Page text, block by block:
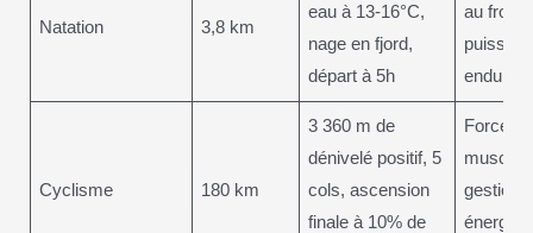
Natation 3,8 km
eau à 13-16°C,
nage en fjord,
départ à 5h
au froid,
Cyclisme 180 km
3 360 m de
dénivelé positif, 5
cols, ascension
finale à 10% de
Force
gestion